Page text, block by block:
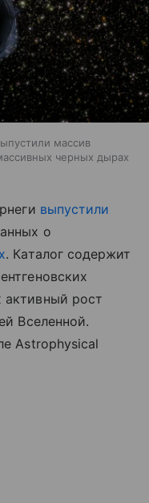
массив
черных дырах
выпустили
о
. Каталог содержит
рост
Вселенной.
Astrophysical